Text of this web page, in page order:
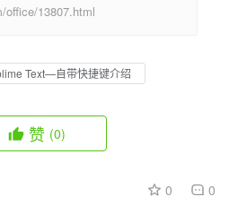
office/13807.html
Text—自带快捷键介绍
赞 (0)
0 0